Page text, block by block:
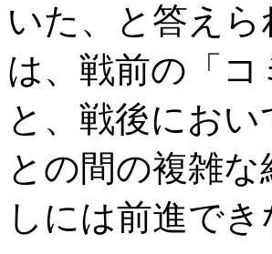
いた、と答え
は、戦前の「
と、戦後にお
との間の複雑
しには前進でき